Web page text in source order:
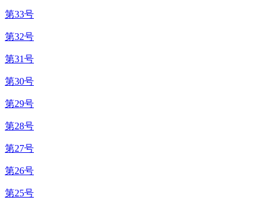
第33号
第32号
第31号
第30号
第29号
第28号
第27号
第26号
第25号